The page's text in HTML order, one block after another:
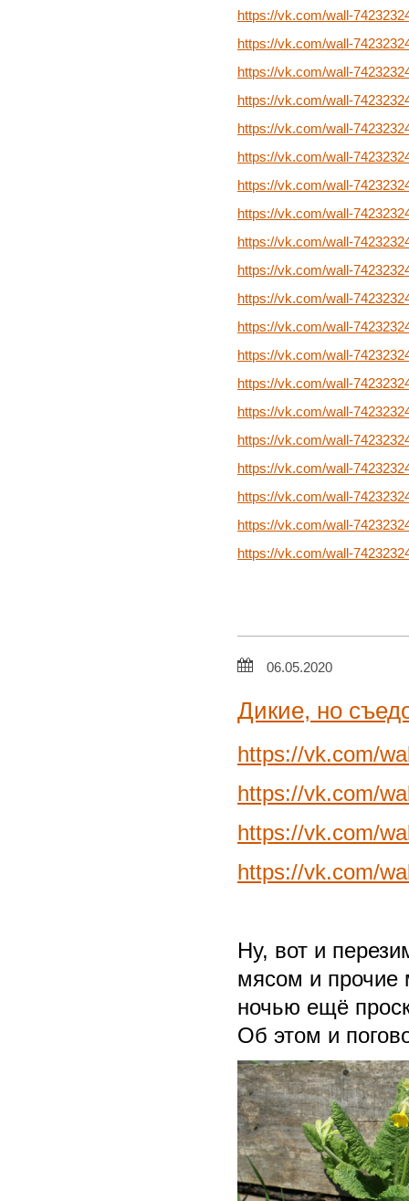
https://vk.com/wall-
https://vk.com/wall-
https://vk.com/wall-
https://vk.com/wall-
https://vk.com/wall-
https://vk.com/wall-
https://vk.com/wall-
https://vk.com/wall-
https://vk.com/wall-
https://vk.com/wall-
https://vk.com/wall-
https://vk.com/wall-
https://vk.com/wall-
https://vk.com/wall-
https://vk.com/wall-
https://vk.com/wall-
https://vk.com/wall-
https://vk.com/wall-
https://vk.com/wall-
https://vk.com/wall-
06.05.2020
Дикие, но
https://vk.com/
https://vk.com/
https://vk.com/
https://vk.com/
Ну, вот и
мясом и
ночью ещё
Об этом и